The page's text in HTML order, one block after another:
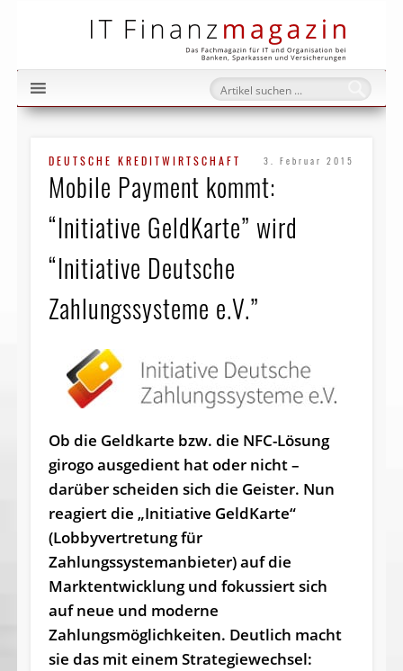
DEUTSCHE KREDITWIRTSCHAFT 3. Februar 2015
Mobile Payment kommt:
“Initiative GeldKarte” wird
“Initiative Deutsche
Zahlungssysteme e.V.”
Ob die Geldkarte bzw. die NFC-Lösung
girogo ausgedient hat oder nicht –
darüber scheiden sich die Geister. Nun
reagiert die „Initiative GeldKarte“
(Lobbyvertretung für
Zahlungssystemanbieter) auf die
Marktentwicklung und fokussiert sich
auf neue und moderne
Zahlungsmöglichkeiten. Deutlich macht
sie das mit einem Strategiewechsel: